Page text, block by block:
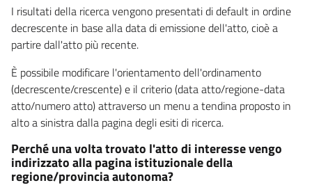
I risultati della ricerca vengono presentati di default in ordine
decrescente in base alla data di emissione dell'atto, cioè a
partire dall'atto più recente.
È possibile modificare l'orientamento dell'ordinamento
(decrescente/crescente) e il criterio (data atto/regione-data
atto/numero atto) attraverso un menu a tendina proposto in
alto a sinistra dalla pagina degli esiti di ricerca.
Perché una volta trovato l'atto di interesse vengo
indirizzato alla pagina istituzionale della
regione/provincia autonoma?